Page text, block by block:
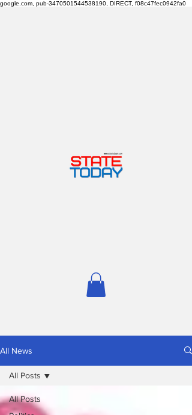
google.com, pub-3470501544538190, DIRECT, f08c47fec0942fa0
All News
All Posts
All Posts